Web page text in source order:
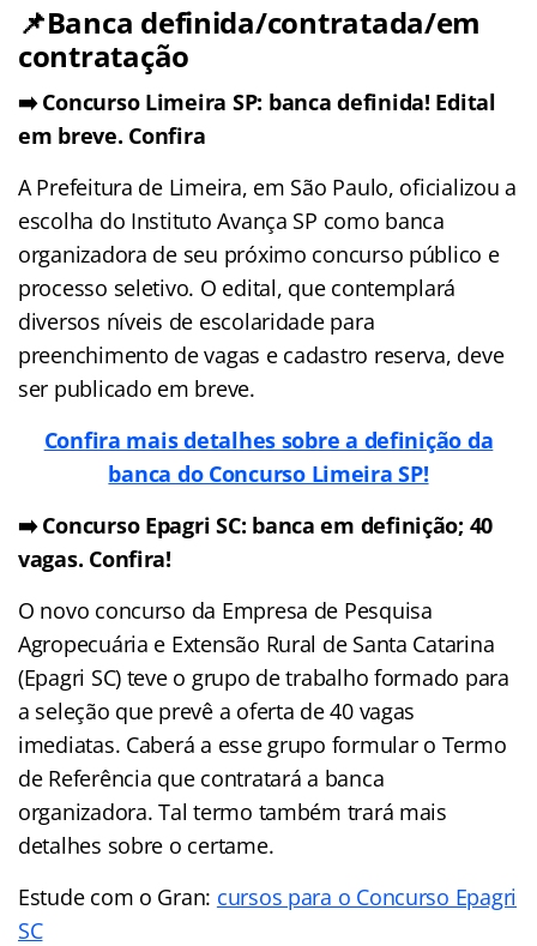
📌Banca definida/contratada/em
contratação
➡️ Concurso Limeira SP: banca definida! Edital
em breve. Confira
A Prefeitura de Limeira, em São Paulo, oficializou a
escolha do Instituto Avança SP como banca
organizadora de seu próximo concurso público e
processo seletivo. O edital, que contemplará
diversos níveis de escolaridade para
preenchimento de vagas e cadastro reserva, deve
ser publicado em breve.
Confira mais detalhes sobre a definição da
banca do Concurso Limeira SP!
➡️ Concurso Epagri SC: banca em definição; 40
vagas. Confira!
O novo concurso da Empresa de Pesquisa
Agropecuária e Extensão Rural de Santa Catarina
(Epagri SC) teve o grupo de trabalho formado para
a seleção que prevê a oferta de 40 vagas
imediatas. Caberá a esse grupo formular o Termo
de Referência que contratará a banca
organizadora. Tal termo também trará mais
detalhes sobre o certame.
Estude com o Gran: cursos para o Concurso Epagri
SC